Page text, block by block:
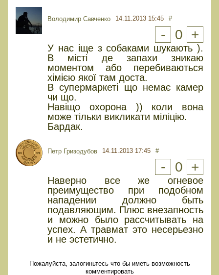
Володимир Савченко 14.11.2013 15:45 #
- 0 +
У нас іще з собаками шукають ).
В місті де запахи зникаю
моментом або перебиваються
хімією якої там доста.
В супермаркеті що немає камер
чи що.
Навіщо охорона )) коли вона
може тільки викликати міліцію.
Бардак.
Петр Гризодубов 14.11.2013 17:45 #
- 0 +
Наверно все же огневое
преимущество при подобном
нападении должно быть
подавляющим. Плюс внезапность
и можно было рассчитывать на
успех. А травмат это несерьезно
и не эстетично.
Пожалуйста, залогиньтесь что бы иметь возможность
комментировать